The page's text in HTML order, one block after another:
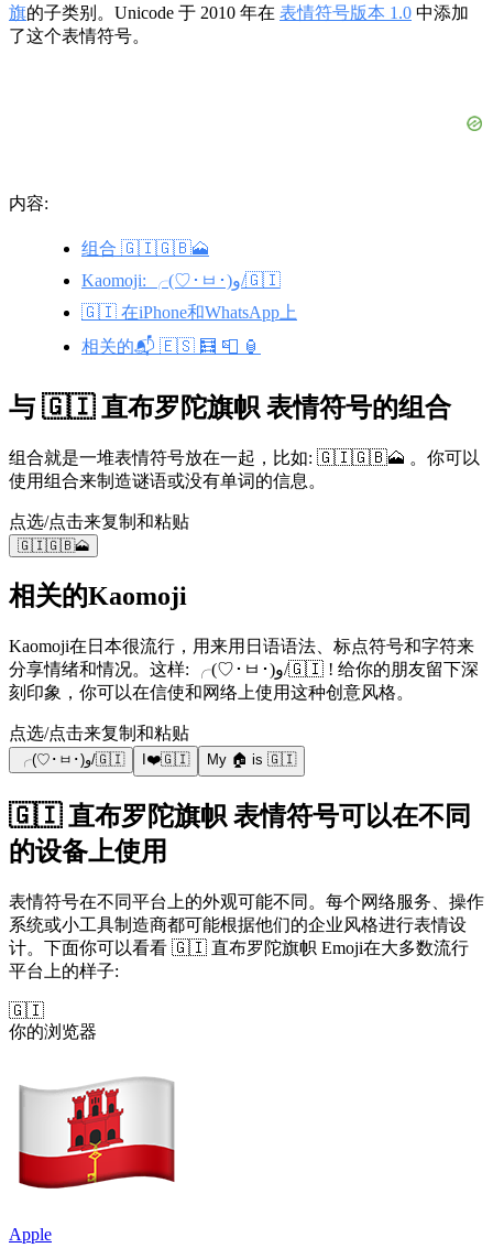
旗的子类别。Unicode 于 2010 年在 表情符号版本 1.0 中添加
了这个表情符号。
内容:
组合 🇬🇮🇬🇧🗻
Kaomoji: ╭(♡･ㅂ･)و/🇬🇮
🇬🇮 在iPhone和WhatsApp上
相关的📬 🇪🇸 🧮 📮 🏮
与 🇬🇮 直布罗陀旗帜 表情符号的组合
组合就是一堆表情符号放在一起，比如: 🇬🇮🇬🇧🗻 。你可以
使用组合来制造谜语或没有单词的信息。
点选/点击来复制和粘贴
🇬🇮🇬🇧🗻
相关的Kaomoji
Kaomoji在日本很流行，用来用日语语法、标点符号和字符来
分享情绪和情况。这样: ╭(♡･ㅂ･)و/🇬🇮 ! 给你的朋友留下深
刻印象，你可以在信使和网络上使用这种创意风格。
点选/点击来复制和粘贴
╭(♡･ㅂ･)و/🇬🇮 I❤️🇬🇮 My 🏠 is 🇬🇮
🇬🇮 直布罗陀旗帜 表情符号可以在不同
的设备上使用
表情符号在不同平台上的外观可能不同。每个网络服务、操作
系统或小工具制造商都可能根据他们的企业风格进行表情设
计。下面你可以看看 🇬🇮 直布罗陀旗帜 Emoji在大多数流行
平台上的样子:
🇬🇮
你的浏览器
Apple